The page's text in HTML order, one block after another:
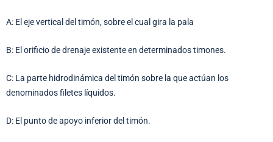
A: El eje vertical del timón, sobre el cual gira la pala
B: El orificio de drenaje existente en determinados timones.
C: La parte hidrodinámica del timón sobre la que actúan los
denominados filetes líquidos.
D: El punto de apoyo inferior del timón.